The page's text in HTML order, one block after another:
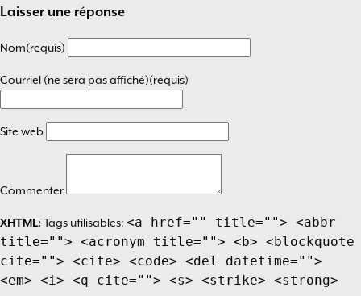
de
l’article
Laisser une réponse
Nom(requis)
Courriel (ne sera pas affiché)(requis)
Site web
Commenter
XHTML: Tags utilisables: <a href="" title=""> <abbr
title=""> <acronym title=""> <b> <blockquote
cite=""> <cite> <code> <del datetime="">
<em> <i> <q cite=""> <s> <strike> <strong>